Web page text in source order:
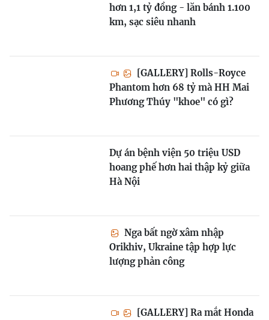
hơn 1,1 tỷ đồng - lăn bánh 1.100
km, sạc siêu nhanh
[GALLERY] Rolls-Royce
Phantom hơn 68 tỷ mà HH Mai
Phương Thúy "khoe" có gì?
Dự án bệnh viện 50 triệu USD
hoang phế hơn hai thập kỷ giữa
Hà Nội
Nga bất ngờ xâm nhập
Orikhiv, Ukraine tập hợp lực
lượng phản công
[GALLERY] Ra mắt Honda